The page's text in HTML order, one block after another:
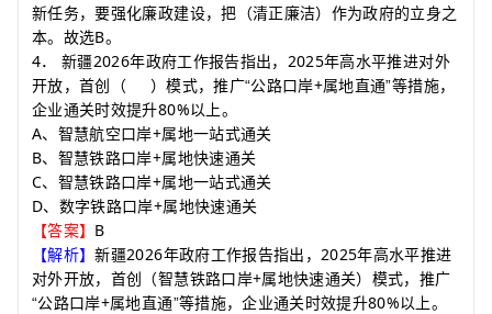
新任务，要强化廉政建设，把（清正廉洁）作为政府的立身之
本。故选B。
4． 新疆2026年政府工作报告指出， 2025年高水平推进对外
开放，首创
（ ）模式，推广“公路口岸+属地直通”等措施，
企业通关时效提升80%以上。
A、智慧航空口岸+属地一站式通关
B、智慧铁路口岸+属地快速通关
C、智慧铁路口岸+属地一站式通关
D、数字铁路口岸+属地快速通关
【答案】 B
【解析】新疆2026年政府工作报告指出， 2025年高水平推进
对外开放，首创（智慧铁路口岸+属地快速通关）模式，推广
“公路口岸+属地直通”等措施，企业通关时效提升80%以上。